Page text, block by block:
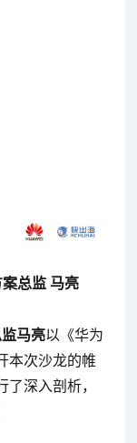
总监 马亮
马亮以《华为
本次沙龙的帷
深入剖析，